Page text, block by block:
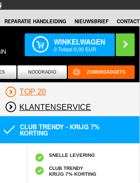
REPARATIE HANDLEIDING NIEUWSBRIEF CONTACT
WINKELWAGEN
0Totaal0,00 EUR
NOODRADIO ZOMERGADGETS
TOP 20
KLANTENSERVICE
CLUB TRENDY - KRIJG 7%
KORTING
SNELLE LEVERING
CLUB TRENDY
KRIJG 7% KORTING